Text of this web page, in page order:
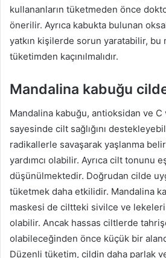
kullananların tüketmeden önce
önerilir. Ayrıca kabukta bulunan
yatkın kişilerde sorun yaratabilir, bu
tüketimden kaçınılmalıdır.
Mandalina kabuğu
Mandalina kabuğu, antioksidan ve
sayesinde cilt sağlığını
radikallerle savaşarak yaşlanma
yardımcı olabilir. Ayrıca cilt tonunu
düşünülmektedir. Doğrudan cilde
tüketmek daha etkilidir. Mandalina
maskesi de ciltteki sivilce ve lekeleri
olabilir. Ancak hassas ciltlerde
olabileceğinden önce küçük bir
Düzenli tüketim, cildin daha parlak